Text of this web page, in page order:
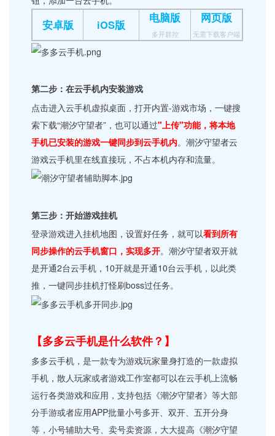
安卓版 iOS版 电脑版
多开群控
网页版
无需下载客户端
第二步：在云手机内安装游戏
点击进入云手机虚拟桌面，打开内置-游戏市场，一键搜
索下载“潮汐守望者”，也可以通过"上传"功能，将本地
手机已安装的游戏一键同步到云手机内。潮汐守望者云
游戏云手机里在线直接玩，不占本机内存和流量。
第三步：开始游戏挂机
登录游戏进入挂机地图，设置好任务，就可以看到所有
同步操作的云手机窗口，实现多开。潮汐守望者双开就
是开通2台云手机，10开就是开通10台云手机，以此类
推，一键同步挂机打怪刷boss过任务。
【多多云手机是什么软件？】
多多云手机，是一款专为游戏玩家量身打造的一款虚拟
手机，散人玩家或者游戏工作室都可以在云手机上流畅
运行各类游戏和应用，支持包括《潮汐守望者》等大部
分手游或者应用APP批量小号多开、双开、五开分身
等，小号辅助大号、卖号卖资源，大大提高《潮汐守望